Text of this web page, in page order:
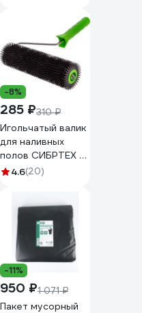
-8%
285 ₽310 ₽
Игольчатый валик
для наливных
полов СИБРТЕХ с
ручкой, острая
4.6(20)
-11%
950 ₽1 071 ₽
Пакет мусорный